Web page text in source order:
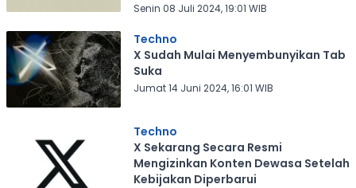
Senin 08 Juli 2024, 19:01 WIB
Techno
X Sudah Mulai Menyembunyikan Tab
Suka
Jumat 14 Juni 2024, 16:01 WIB
Techno
X Sekarang Secara Resmi
Mengizinkan Konten Dewasa Setelah
Kebijakan Diperbarui